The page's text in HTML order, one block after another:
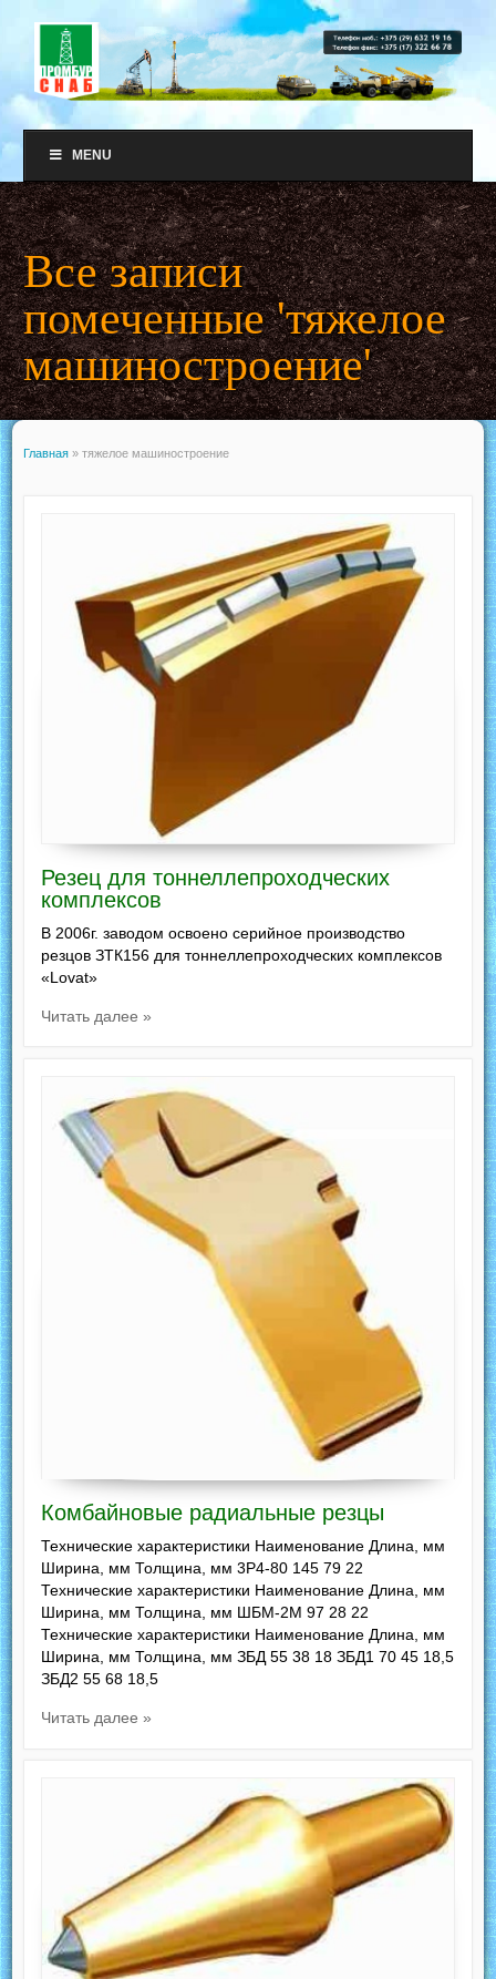
MENU
Все записи
помеченные 'тяжелое
машиностроение'
Главная » тяжелое машиностроение
Резец для тоннеллепроходческих
комплексов
В 2006г. заводом освоено серийное производство
резцов ЗТК156 для тоннеллепроходческих комплексов
«Lovat»
Читать далее »
Комбайновые радиальные резцы
Технические характеристики Наименование Длина, мм
Ширина, мм Толщина, мм 3Р4-80 145 79 22
Технические характеристики Наименование Длина, мм
Ширина, мм Толщина, мм ШБМ-2М 97 28 22
Технические характеристики Наименование Длина, мм
Ширина, мм Толщина, мм ЗБД 55 38 18 ЗБД1 70 45 18,5
ЗБД2 55 68 18,5
Читать далее »